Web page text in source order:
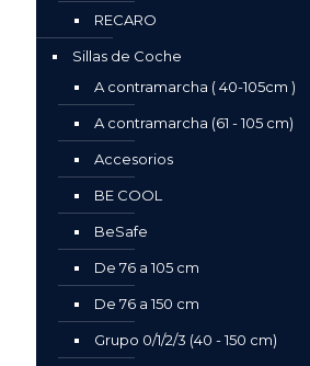
RECARO
Sillas de Coche
A contramarcha ( 40-105cm )
A contramarcha (61 - 105 cm)
Accesorios
BE COOL
BeSafe
De 76 a 105 cm
De 76 a 150 cm
Grupo 0/1/2/3 (40 - 150 cm)